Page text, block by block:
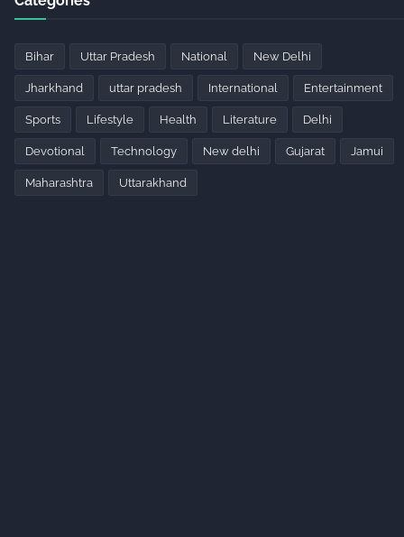
Bihar Uttar Pradesh National New Delhi
Jharkhand uttar pradesh International Entertainment
Sports Lifestyle Health Literature Delhi
Devotional Technology New delhi Gujarat Jamui
Maharashtra Uttarakhand